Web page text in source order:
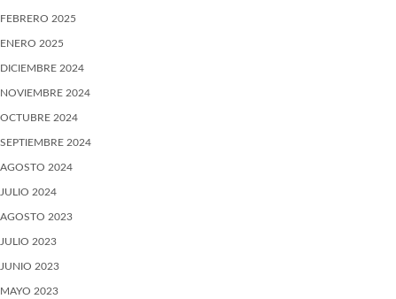
FEBRERO 2025
ENERO 2025
DICIEMBRE 2024
NOVIEMBRE 2024
OCTUBRE 2024
SEPTIEMBRE 2024
AGOSTO 2024
JULIO 2024
AGOSTO 2023
JULIO 2023
JUNIO 2023
MAYO 2023